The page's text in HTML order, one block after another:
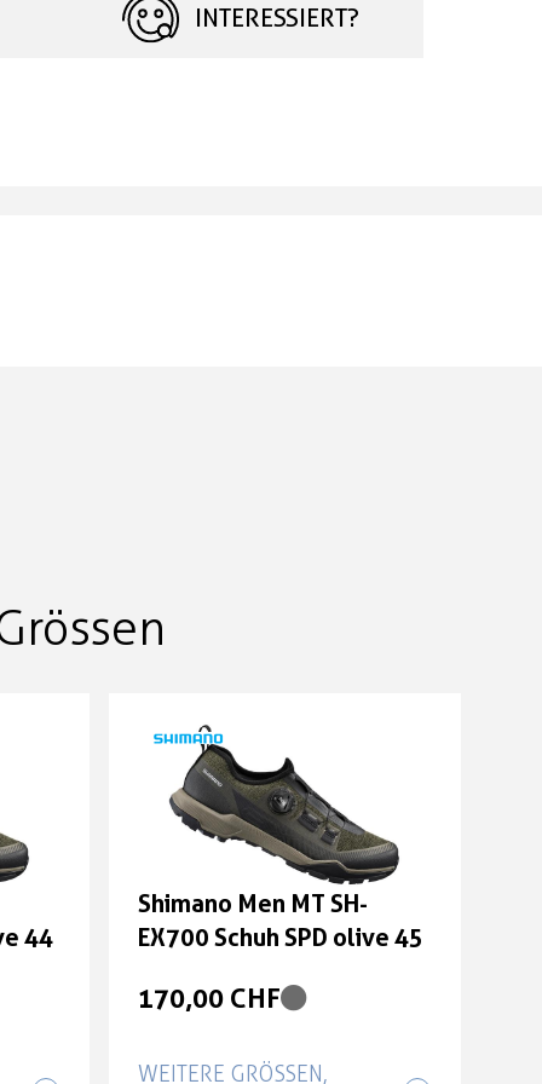
INTERESSIERT?
44
Shimano Men MT SH-
EX700 Schuh SPD olive 45
170,00 CHF
WEITERE GRÖSSEN, F